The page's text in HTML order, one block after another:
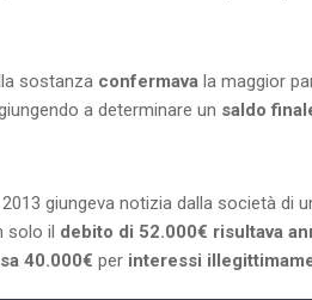
sostanza confermava la maggior
a determinare un saldo
giungeva notizia dalla società di
solo il debito di 52.000€ risultava
40.000€ per interessi